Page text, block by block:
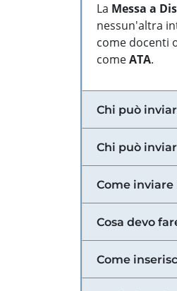
La Messa a
nessun'altra
come docenti
comeATA.
Chi può
Chi può
Come inviare
Cosa devo
Come